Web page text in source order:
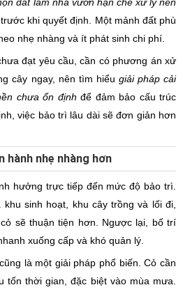
khi quyết định. Một mảnh đất phù
nhẹ nhàng và ít phát sinh chi phí.
đạt yêu cầu, cần có phương án xử
cây ngay, nên tìm hiểu giải pháp cải
chưa ổn định để đảm bảo cấu trúc
việc bảo trì lâu dài sẽ đơn giản hơn
hành nhẹ nhàng hơn
hưởng trực tiếp đến mức độ bảo trì.
sinh hoạt, khu cây trồng và lối đi,
sẽ thuận tiện hơn. Ngược lại, bố trí
xuống cấp và khó quản lý.
là một giải pháp phổ biến. Cỏ cần
tốn thời gian, đặc biệt vào mùa mưa.